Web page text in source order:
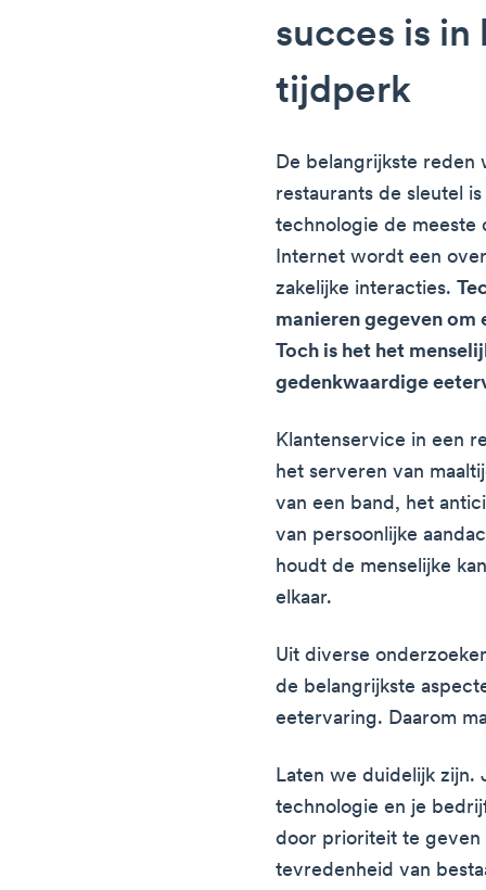
succes is
tijdperk
De belangrijkste reden
restaurants de sleutel
technologie de meeste
Internet wordt een
zakelijke interacties.
manieren gegeven om
Toch is het het
gedenkwaardige
Klantenservice in een
het serveren van
van een band, het
van persoonlijke
houdt de menselijke
elkaar.
Uit diverse
de belangrijkste
eetervaring. Daarom
Laten we duidelijk zijn.
technologie en je
door prioriteit te geven
tevredenheid van